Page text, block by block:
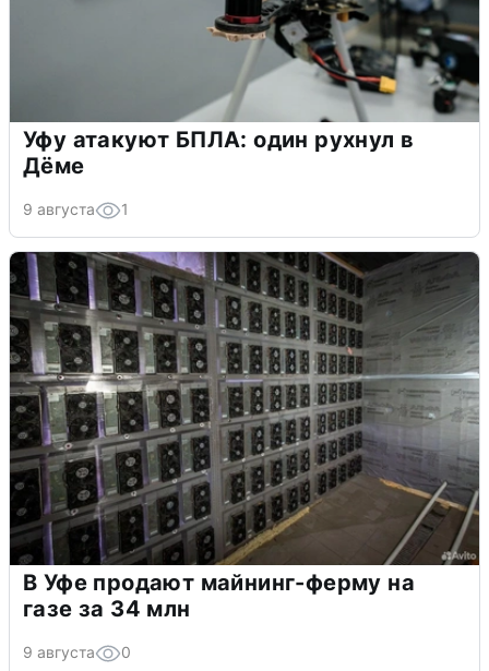
Уфу атакуют БПЛА: один рухнул в
Дёме
9 августа 1
В Уфе продают майнинг-ферму на
газе за 34 млн
9 августа 0